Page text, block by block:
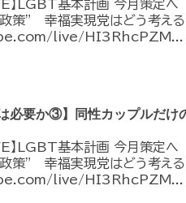
】LGBT基本計画 今月策定
策” 幸福実現党はどう考え
live/HI3RhcPZM...
必要か③】同性カップルだけ
】LGBT基本計画 今月策定
策” 幸福実現党はどう考え
live/HI3RhcPZM...